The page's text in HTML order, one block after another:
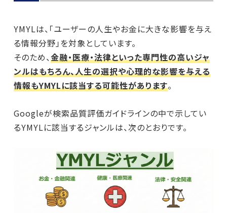
YMYLは、「ユーザーの人生やお金に大きな影響を与え
る情報分野」を対象としています。
そのため、金融・医療・法律といった専門性の高いジャ
ンルはもちろん、人生の選択や心理的な影響を与える
情報もYMYLに該当する可能性があります。
Googleが検索品質評価ガイドラインの中で示してい
るYMYLに該当するジャンルは、次のとおりです。